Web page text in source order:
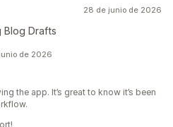
28 de junio de 2026
Blog Drafts
de 2026
the app. It’s great to know it’s been